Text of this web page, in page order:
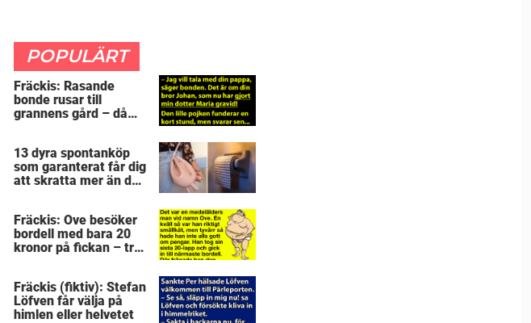
POPULÄRT
Fräckis: Rasande
bonde rusar till
grannens gård – då
mållös
13 dyra spontanköp
som garanterat får dig
att skratta mer än du
Fräckis: Ove besöker
bordell med bara 20
kronor på fickan – tre
Fräckis (fiktiv): Stefan
Löfven får välja på
himlen eller helvetet